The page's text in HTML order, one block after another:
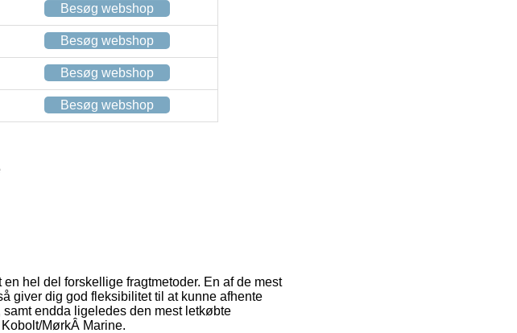
Besøg webshop
Besøg webshop
Besøg webshop
Besøg webshop
hel del forskellige fragtmetoder. En af de mest
giver dig god fleksibilitet til at kunne afhente
endda ligeledes den mest letkøbte
MørkÂ Marine.